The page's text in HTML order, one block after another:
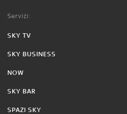
Servizi:
SKY TV
SKY BUSINESS
NOW
SKY BAR
SPAZI SKY